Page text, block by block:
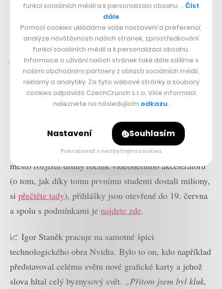
„Stejně tak naší ambicí není jen pracovat pro ostatní,“
popisuje spoluzakladatel.„Máme vlastní nápady, světy
a příběhy, které chceme přivést k životu. Naším cílem je
jednou dostat českou animovanou tvorbu na Netflix,
HBO nebo jinou velkou platformu a ukázat, že i z Prahy
mohou vznikat světové věci,“ uzavírá šéf animačního
studia All Animal.
Top novinky ze světa her
🧑‍🎓 Praha opět podpoří nadějné herní vývojáře! Hlavní
město rozjíždí druhý ročník videoherního akcelerátoru
(o tom, jak díky tomu prvnímu studenti dostali miliony,
si přečtěte tady), přihlášky jsou otevřené do 19. června
a spolu s podmínkami je najdete zde.
📈 Igor Staněk pracuje na samotné špici
technologického obra Nvidia. Bylo to on, kdo například
představoval celému světu nové grafické karty a jehož
slova hltal celý byznysový svět. „Přitom jsem byl kluk,
funkcí sociálních médií a k personalizaci obsahu … Číst
dále
Pomocí cookies ukládáme vaše nastavení a preferencí,
analýze návštěvnosti našich stránek, zprostředkování
funkcí sociálních médií a k personalizaci obsahu.
Informace o užívání našich stránek také dále sdílíme s
našimi obchodními partnery z oblasti sociálních médií,
reklamy a analytiky. Za tyto webové stránky a soubory
cookies odpovídá CzechCrunch s.r.o. Více informací
naleznete na následujícím odkazu.
Nastavení Souhlasím
Pokračovat s nezbytnými cookies